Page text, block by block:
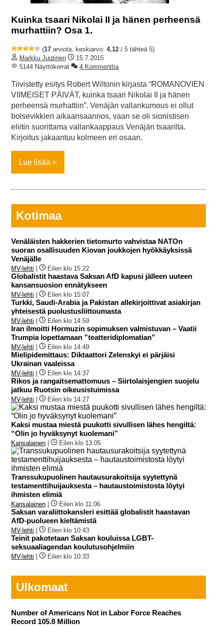
Kuinka tsaari Nikolai II ja hänen perheensä
murhattiin? Osa 1.
(17 arviota, keskiarvo: 4,12 / 5 tähteä 5)
Markku Juutinen
15.7.2015
5144 Näyttökerrat
4 Kommenttia
Tiivistetty esitys Robert Wiltonin kirjasta “ROMANOVIEN
VIIMEISET PÄIVÄT, kuinka tsaari Nikolai II ja hänen
perheensä murhattiin”. Venäjän vallankumous ei ollut
bolsevikkien aikaansaannos, vaan se oli sionistisen
eliitin suorittama vallankaappaus Venäjän tsaarilta.
Kirjoitus jakaantuu kolmeen eri osaan.
Lue lisää
Kotimaa
Venäläisten hakkerien tietomurto vahvistaa NATOn
suoran osallisuuden Kiovan joukkojen hyökkäyksissä
Venäjälle
MV-lehti Eilen klo 15:22
Globalistit haastava Saksan AfD kapusi jälleen uuteen
kansansuosion ennätykseen
MV-lehti Eilen klo 15:07
Turkki, Saudi-Arabia ja Pakistan allekirjoittivat asiakirjan
yhteisestä puolustusliittoumasta
MV-lehti Eilen klo 14:59
Iran ilmoitti Hormuzin sopimuksen valmistuvan – Vaatii
Trumpia lopettamaan ”teatteridiplomatian”
MV-lehti Eilen klo 14:49
Mielipidemittaus: Diktaattori Zelenskyi ei pärjäisi
Ukrainan vaaleissa
MV-lehti Eilen klo 14:37
Rikos ja rangaitsemattomuus – Siirtolaisjengien suojelu
jatkuu Ruotsin oikeusistuimissa
MV-lehti Eilen klo 14:27
Kaksi mustaa miestä puukotti sivullisen lähes hengiltä:
“Olin jo hyväksynyt kuolemani”
Kansalainen Eilen klo 13:05
Transsukupuolinen hautausurakoitsija syytettynä
testamenttihuijauksesta – hautaustoimistosta löytyi
ihmisten elimiä
Kansalainen Eilen klo 11:06
Saksan varaliittokansleri esittää globalistit haastavan
AfD-puolueen kieltämistä
MV-lehti Eilen klo 10:43
Teinit pakotetaan Saksan kouluissa LGBT-
seksuaaliagendan koulutusohjelmiin
MV-lehti Eilen klo 10:33
Ulkomaat
Number of Americans Not in Labor Force Reaches
Record 105.8 Million